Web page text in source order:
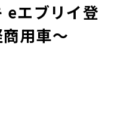
eエブリイ登
用車～